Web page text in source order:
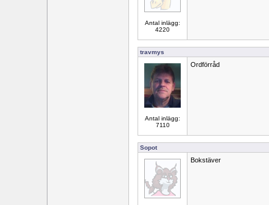
Antal inlägg:
4220
travmys
Antal inlägg:
7110
Ordförråd
Sopot
Bokstäver